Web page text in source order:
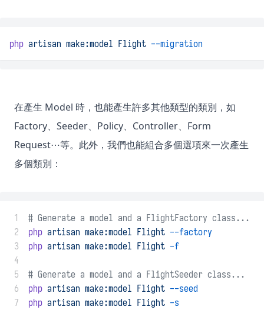
php artisan make:model Flight --migration
在產生 Model 時，也能產生許多其他類型的類別，如
Factory、Seeder、Policy、Controller、Form
Request⋯等。此外，我們也能組合多個選項來一次產生
多個類別：
1
# Generate a model and a FlightFactory class...
2
php artisan make:model Flight --factory
3
php artisan make:model Flight -f
4
5
# Generate a model and a FlightSeeder class...
6
php artisan make:model Flight --seed
7
php artisan make:model Flight -s